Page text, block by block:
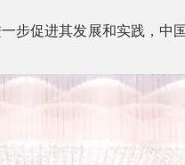
促进其发展和实践，中